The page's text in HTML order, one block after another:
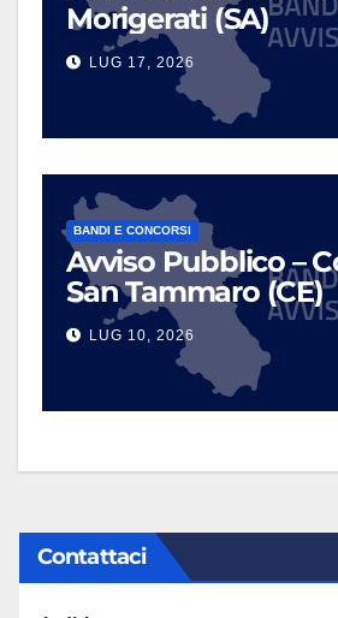
Morigerati (SA)
LUG 17, 2026
BANDI E CONCORSI
Avviso Pubblico –
San Tammaro (CE)
LUG 10, 2026
Contattaci